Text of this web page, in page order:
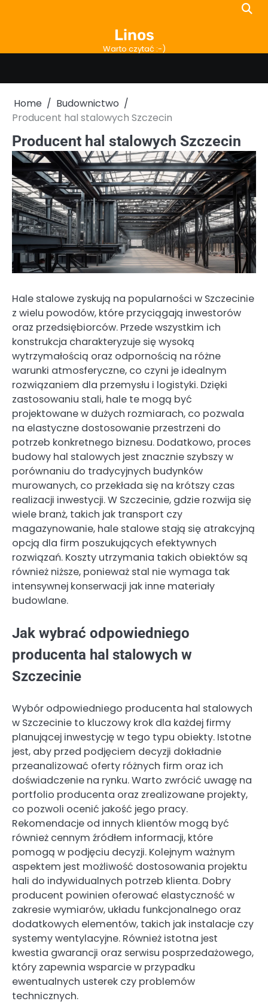
Linos
Warto czytać :-)
Home
Budownictwo
Producent hal stalowych Szczecin
Producent hal stalowych Szczecin
Hale stalowe zyskują na popularności w Szczecinie
z wielu powodów, które przyciągają inwestorów
oraz przedsiębiorców. Przede wszystkim ich
konstrukcja charakteryzuje się wysoką
wytrzymałością oraz odpornością na różne
warunki atmosferyczne, co czyni je idealnym
rozwiązaniem dla przemysłu i logistyki. Dzięki
zastosowaniu stali, hale te mogą być
projektowane w dużych rozmiarach, co pozwala
na elastyczne dostosowanie przestrzeni do
potrzeb konkretnego biznesu. Dodatkowo, proces
budowy hal stalowych jest znacznie szybszy w
porównaniu do tradycyjnych budynków
murowanych, co przekłada się na krótszy czas
realizacji inwestycji. W Szczecinie, gdzie rozwija się
wiele branż, takich jak transport czy
magazynowanie, hale stalowe stają się atrakcyjną
opcją dla firm poszukujących efektywnych
rozwiązań. Koszty utrzymania takich obiektów są
również niższe, ponieważ stal nie wymaga tak
intensywnej konserwacji jak inne materiały
budowlane.
Jak wybrać odpowiedniego
producenta hal stalowych w
Szczecinie
Wybór odpowiedniego producenta hal stalowych
w Szczecinie to kluczowy krok dla każdej firmy
planującej inwestycję w tego typu obiekty. Istotne
jest, aby przed podjęciem decyzji dokładnie
przeanalizować oferty różnych firm oraz ich
doświadczenie na rynku. Warto zwrócić uwagę na
portfolio producenta oraz zrealizowane projekty,
co pozwoli ocenić jakość jego pracy.
Rekomendacje od innych klientów mogą być
również cennym źródłem informacji, które
pomogą w podjęciu decyzji. Kolejnym ważnym
aspektem jest możliwość dostosowania projektu
hali do indywidualnych potrzeb klienta. Dobry
producent powinien oferować elastyczność w
zakresie wymiarów, układu funkcjonalnego oraz
dodatkowych elementów, takich jak instalacje czy
systemy wentylacyjne. Również istotna jest
kwestia gwarancji oraz serwisu posprzedażowego,
który zapewnia wsparcie w przypadku
ewentualnych usterek czy problemów
technicznych.